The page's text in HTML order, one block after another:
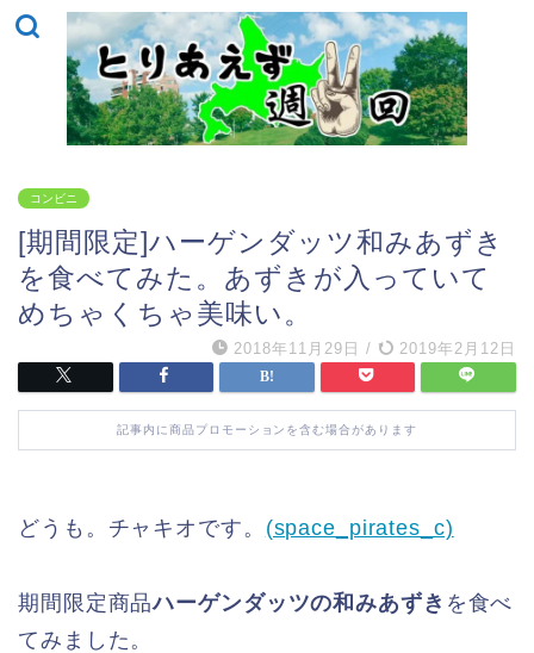
コンビニ
[期間限定]ハーゲンダッツ和みあずき
を食べてみた。あずきが入っていて
めちゃくちゃ美味い。
2018年11月29日 / 2019年2月12日
記事内に商品プロモーションを含む場合があります
どうも。チャキオです。 (space_pirates_c)
期間限定商品ハーゲンダッツの和みあずき を食べ
てみました。